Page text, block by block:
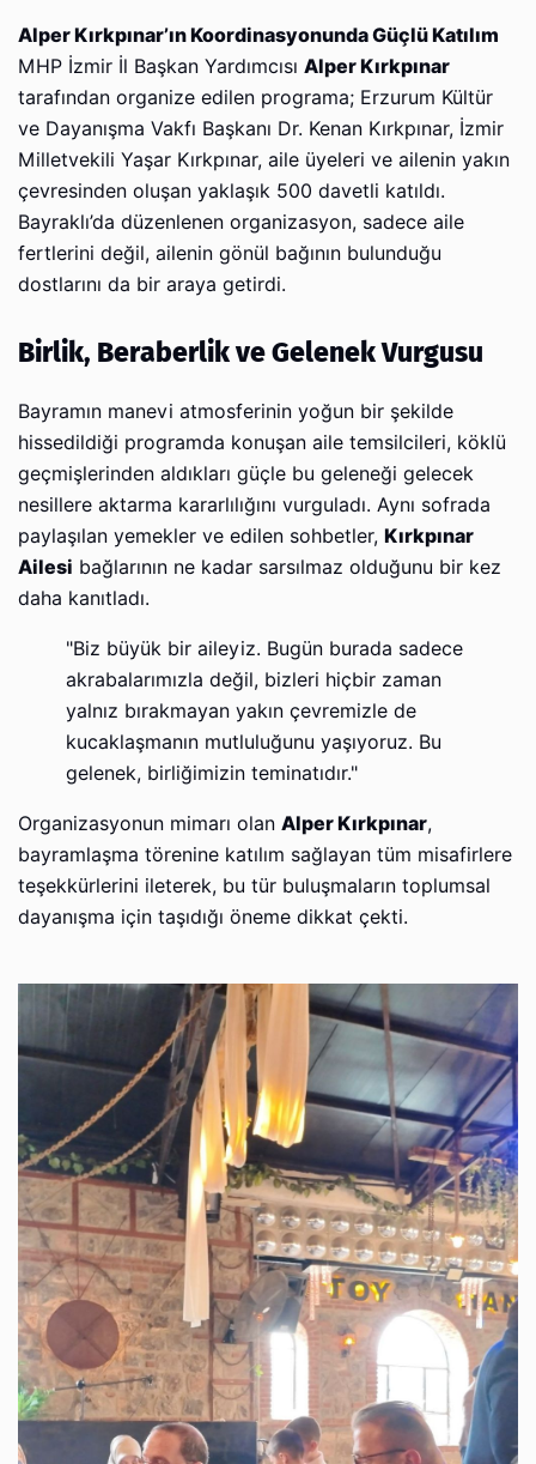
Alper Kırkpınar’ın Koordinasyonunda Güçlü Katılım
MHP İzmir İl Başkan Yardımcısı Alper Kırkpınar
tarafından organize edilen programa; Erzurum Kültür
ve Dayanışma Vakfı Başkanı Dr. Kenan Kırkpınar, İzmir
Milletvekili Yaşar Kırkpınar, aile üyeleri ve ailenin yakın
çevresinden oluşan yaklaşık 500 davetli katıldı.
Bayraklı’da düzenlenen organizasyon, sadece aile
fertlerini değil, ailenin gönül bağının bulunduğu
dostlarını da bir araya getirdi.
Birlik, Beraberlik ve Gelenek Vurgusu
Bayramın manevi atmosferinin yoğun bir şekilde
hissedildiği programda konuşan aile temsilcileri, köklü
geçmişlerinden aldıkları güçle bu geleneği gelecek
nesillere aktarma kararlılığını vurguladı. Aynı sofrada
paylaşılan yemekler ve edilen sohbetler, Kırkpınar
Ailesi bağlarının ne kadar sarsılmaz olduğunu bir kez
daha kanıtladı.
"Biz büyük bir aileyiz. Bugün burada sadece
akrabalarımızla değil, bizleri hiçbir zaman
yalnız bırakmayan yakın çevremizle de
kucaklaşmanın mutluluğunu yaşıyoruz. Bu
gelenek, birliğimizin teminatıdır."
Organizasyonun mimarı olan Alper Kırkpınar,
bayramlaşma törenine katılım sağlayan tüm misafirlere
teşekkürlerini ileterek, bu tür buluşmaların toplumsal
dayanışma için taşıdığı öneme dikkat çekti.